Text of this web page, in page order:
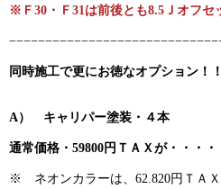
※Ｆ30・Ｆ31は前後とも8.5Ｊオフセ
同時施工で更にお徳なオプション！！
A） キャリパー塗装・４本
通常価格・59800円ＴＡＸが・・・
※ ネオンカラーは、62.820円ＴＡＸ